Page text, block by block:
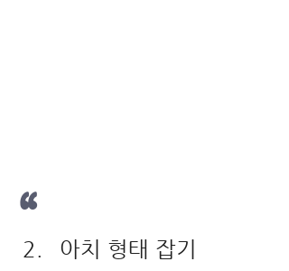
“ 아치 형태 잡기